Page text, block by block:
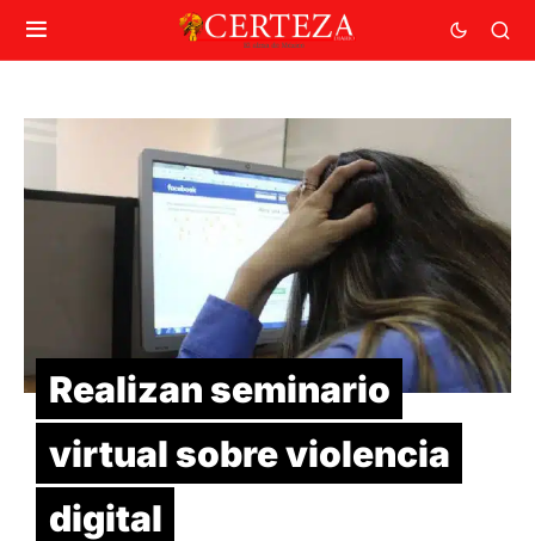
Realizan seminario
virtual sobre violencia
digital